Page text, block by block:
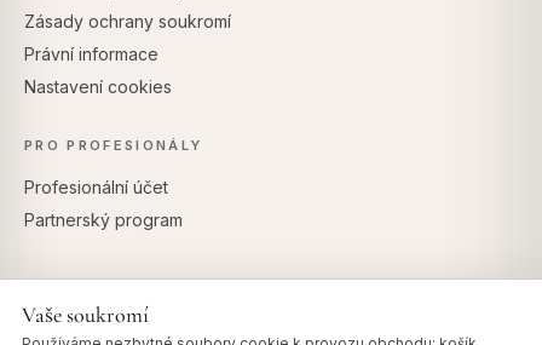
Zásady ochrany soukromí
Právní informace
Nastavení cookies
PRO PROFESIONÁLY
Profesionální účet
Partnerský program
Vaše soukromí